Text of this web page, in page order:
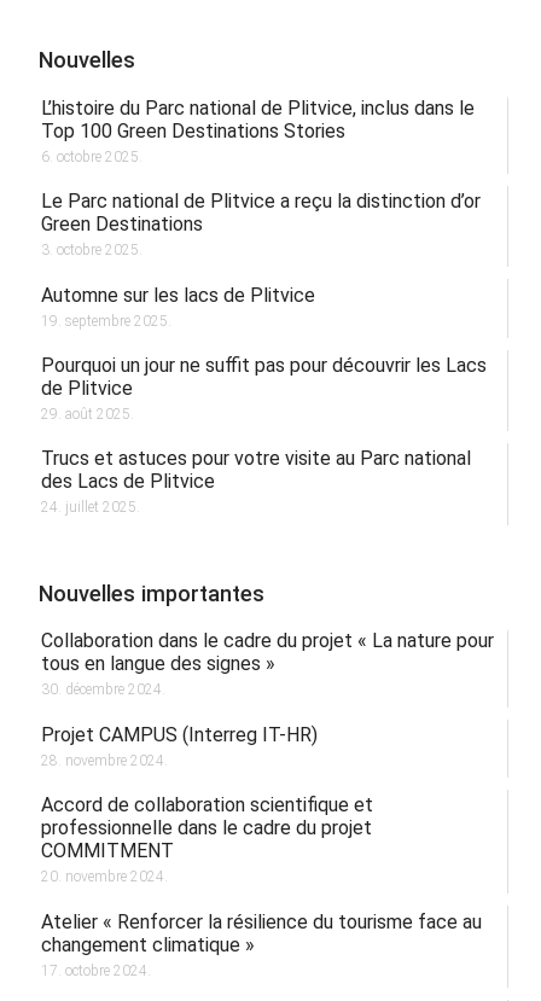
Nouvelles
L’histoire du Parc national de Plitvice, inclus dans le
Top 100 Green Destinations Stories
6. octobre 2025.
Le Parc national de Plitvice a reçu la distinction d’or
Green Destinations
3. octobre 2025.
Automne sur les lacs de Plitvice
19. septembre 2025.
Pourquoi un jour ne suffit pas pour découvrir les Lacs
de Plitvice
29. août 2025.
Trucs et astuces pour votre visite au Parc national
des Lacs de Plitvice
24. juillet 2025.
Nouvelles importantes
Collaboration dans le cadre du projet « La nature pour
tous en langue des signes »
30. décembre 2024.
Projet CAMPUS (Interreg IT-HR)
28. novembre 2024.
Accord de collaboration scientifique et
professionnelle dans le cadre du projet
COMMITMENT
20. novembre 2024.
Atelier « Renforcer la résilience du tourisme face au
changement climatique »
17. octobre 2024.